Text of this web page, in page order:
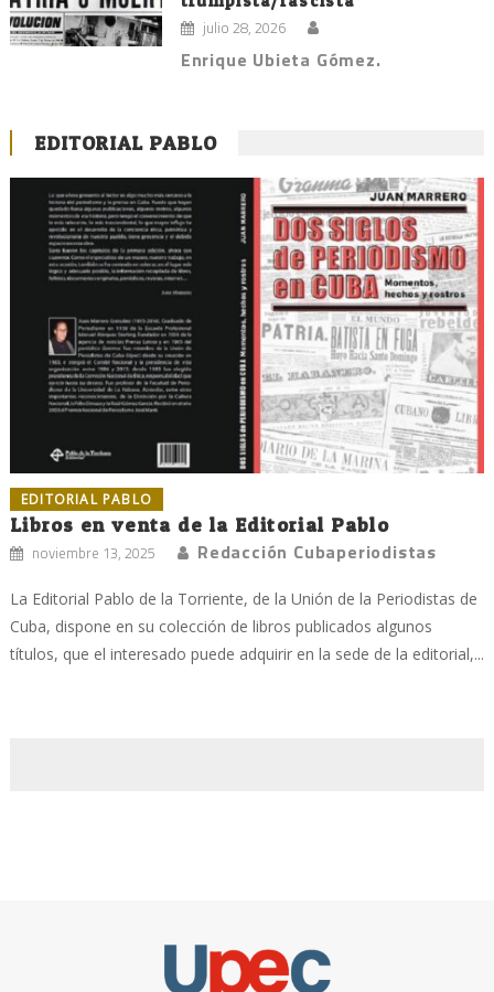
julio 28, 2026
Enrique Ubieta Gómez.
EDITORIAL PABLO
EDITORIAL PABLO
Libros en venta de la Editorial Pablo
noviembre 13, 2025 Redacción Cubaperiodistas
La Editorial Pablo de la Torriente, de la Unión de la Periodistas de
Cuba, dispone en su colección de libros publicados algunos
títulos, que el interesado puede adquirir en la sede de la editorial,...